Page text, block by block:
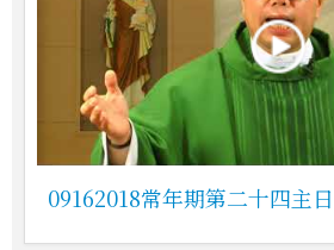
09162018常年期第二十四主日